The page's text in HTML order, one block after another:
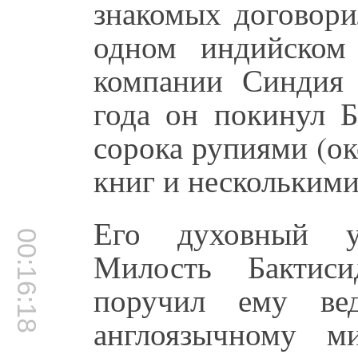
знакомых
одном
компании
года он покинул
сорока рупиями
книг и
00:16:18 Его духовный
Милость
поручил ему
англоязычному